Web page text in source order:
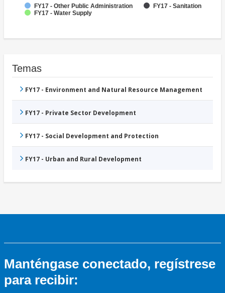
FY17 - Other Public Administration
FY17 - Sanitation
FY17 - Water Supply
Temas
FY17 - Environment and Natural Resource Management
FY17 - Private Sector Development
FY17 - Social Development and Protection
FY17 - Urban and Rural Development
Manténgase conectado, regístrese
para recibir: